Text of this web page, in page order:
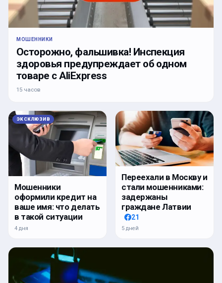
МОШЕННИКИ
Осторожно, фальшивка! Инспекция
здоровья предупреждает об одном
товаре с AliExpress
15 часов
ЭКСКЛЮЗИВ
Мошенники
оформили кредит на
ваше имя: что делать
в такой ситуации
4 дня
Переехали в Москву и
стали мошенниками:
задержаны
граждане Латвии
21
5 дней